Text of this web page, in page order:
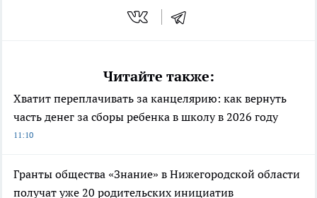
Читайте также:
Хватит переплачивать за канцелярию: как вернуть
часть денег за сборы ребенка в школу в 2026 году
11:10
Гранты общества «Знание» в Нижегородской области
получат уже 20 родительских инициатив